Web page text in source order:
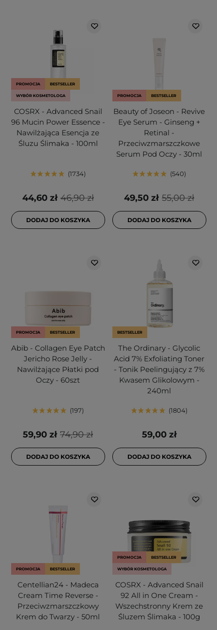
PROMOCJA BESTSELLER
WYBÓR KOSMETOLOGA
COSRX - Advanced Snail
96 Mucin Power Essence -
Nawilżająca Esencja ze
Śluzu Ślimaka - 100ml
1734
46,90 zł
44,60 zł
DODAJ DO KOSZYKA
PROMOCJA BESTSELLER
Beauty of Joseon - Revive
Eye Serum - Ginseng +
Retinal -
Przeciwzmarszczkowe
Serum Pod Oczy - 30ml
540
55,00 zł
49,50 zł
DODAJ DO KOSZYKA
PROMOCJA BESTSELLER
Abib - Collagen Eye Patch
Jericho Rose Jelly -
Nawilżające Płatki pod
Oczy - 60szt
197
74,90 zł
59,90 zł
DODAJ DO KOSZYKA
BESTSELLER
The Ordinary - Glycolic
Acid 7% Exfoliating Toner
- Tonik Peelingujący z 7%
Kwasem Glikolowym -
240ml
1804
59,00 zł
DODAJ DO KOSZYKA
PROMOCJA BESTSELLER
Centellian24 - Madeca
Cream Time Reverse -
Przeciwzmarszczkowy
Krem do Twarzy - 50ml
PROMOCJA BESTSELLER
WYBÓR KOSMETOLOGA
COSRX - Advanced Snail
92 All in One Cream -
Wszechstronny Krem ze
Śluzem Ślimaka - 100g